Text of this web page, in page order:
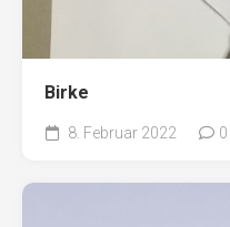
Birke
8. Februar 2022 0